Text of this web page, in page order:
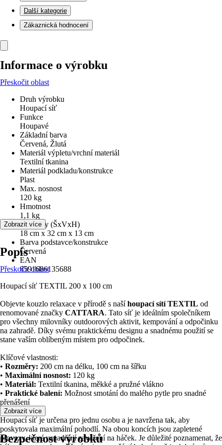
Další kategorie
Zákaznická hodnocení
Informace o výrobku
Přeskočit oblast
Druh výrobku
Houpací síť
Funkce
Houpavé
Základní barva
Červená, Žlutá
Materiál výpletu/vrchní materiál
Textilní tkanina
Materiál podkladu/konstrukce
Plast
Max. nosnost
120 kg
Hmotnost
1,1 kg
Rozměry (ŠxVxH)
18 cm x 32 cm x 13 cm
Barva podstavce/konstrukce
Červená
EAN
8591686135688
Zobrazit více
Popis
Přeskočit oblast
Houpací síť TEXTIL 200 x 100 cm
Objevte kouzlo relaxace v přírodě s našíhoupací sítí TEXTIL od
renomované značky CATTARA. Tato síť je ideálním společníkem
pro všechny milovníky outdoorových aktivit, kempování a odpočinku
na zahradě. Díky svému praktickému designu a snadnému použití se
stane vaším oblíbeným místem pro odpočinek.
Klíčové vlastnosti:
• Rozměry: 200 cm na délku, 100 cm na šířku
• Maximální nosnost: 120 kg
• Materiál: Textilní tkanina, měkké a pružné vlákno
• Praktické balení: Možnost smotání do malého pytle pro snadné
přenášení
Houpací síť je určena pro jednu osobu a je navržena tak, aby
poskytovala maximální pohodlí. Na obou koncích jsou zapletené
provazy, které usnadňují zavěšení na háček. Je důležité poznamenat, že
Zobrazit více
Bezpečnost výrobků